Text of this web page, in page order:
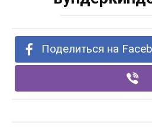
Поделиться на